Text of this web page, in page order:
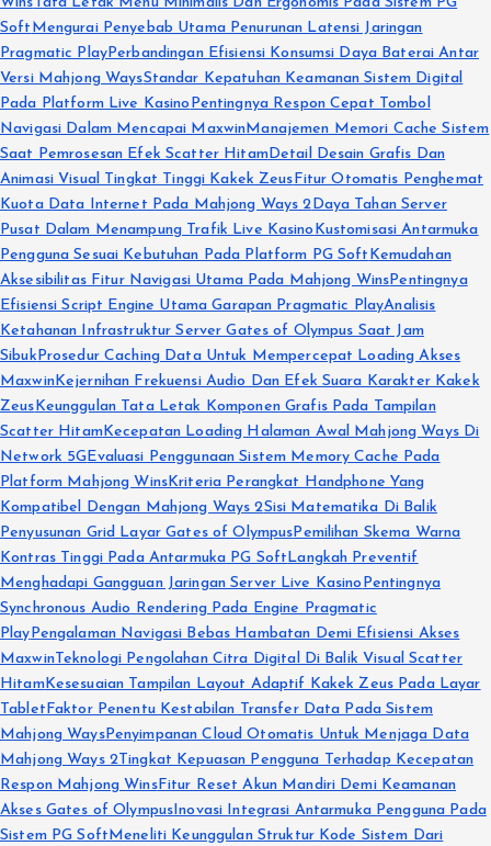
Soft Mengurai Penyebab Utama Penurunan Latensi Jaringan
Pragmatic PlayPerbandingan Efisiensi Konsumsi Daya Baterai Antar
Versi Mahjong WaysStandar Kepatuhan Keamanan Sistem Digital
Pada Platform Live Kasino Pentingnya Respon Cepat Tombol
Navigasi Dalam Mencapai MaxwinManajemen Memori Cache Sistem
Saat Pemrosesan Efek Scatter HitamDetail Desain Grafis Dan
Animasi Visual Tingkat Tinggi Kakek ZeusFitur Otomatis Penghemat
Kuota Data Internet Pada Mahjong Ways 2Daya Tahan Server
Pusat Dalam Menampung Trafik Live Kasino Kustomisasi Antarmuka
Pengguna Sesuai Kebutuhan Pada Platform PG Soft Kemudahan
Aksesibilitas Fitur Navigasi Utama Pada Mahjong WinsPentingnya
Efisiensi Script Engine Utama Garapan Pragmatic PlayAnalisis
Ketahanan Infrastruktur Server Gates of Olympus Saat Jam
SibukProsedur Caching Data Untuk Mempercepat Loading Akses
MaxwinKejernihan Frekuensi Audio Dan Efek Suara Karakter Kakek
ZeusKeunggulan Tata Letak Komponen Grafis Pada Tampilan
Scatter HitamKecepatan Loading Halaman Awal Mahjong Ways Di
Network 5GEvaluasi Penggunaan Sistem Memory Cache Pada
Platform Mahjong WinsKriteria Perangkat Handphone Yang
Kompatibel Dengan Mahjong Ways 2Sisi Matematika Di Balik
Penyusunan Grid Layar Gates of OlympusPemilihan Skema Warna
Kontras Tinggi Pada Antarmuka PG SoftLangkah Preventif
Menghadapi Gangguan Jaringan Server Live Kasino Pentingnya
Synchronous Audio Rendering Pada Engine Pragmatic
PlayPengalaman Navigasi Bebas Hambatan Demi Efisiensi Akses
MaxwinTeknologi Pengolahan Citra Digital Di Balik Visual Scatter
HitamKesesuaian Tampilan Layout Adaptif Kakek Zeus Pada Layar
TabletFaktor Penentu Kestabilan Transfer Data Pada Sistem
Mahjong WaysPenyimpanan Cloud Otomatis Untuk Menjaga Data
Mahjong Ways 2Tingkat Kepuasan Pengguna Terhadap Kecepatan
Respon Mahjong WinsFitur Reset Akun Mandiri Demi Keamanan
Akses Gates of OlympusInovasi Integrasi Antarmuka Pengguna Pada
Sistem PG SoftMeneliti Keunggulan Struktur Kode Sistem Dari